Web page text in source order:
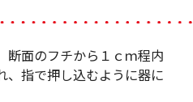
断面のフチから１ｃｍ程内
、指で押し込むように器に